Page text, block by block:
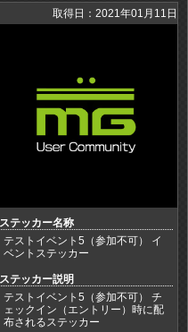
取得日：2021年01月11日
ステッカー名称
テストイベント5（参加不可） イ
ベントステッカー
ステッカー説明
テストイベント5（参加不可） チ
ェックイン（エントリー）時に配
布されるステッカー